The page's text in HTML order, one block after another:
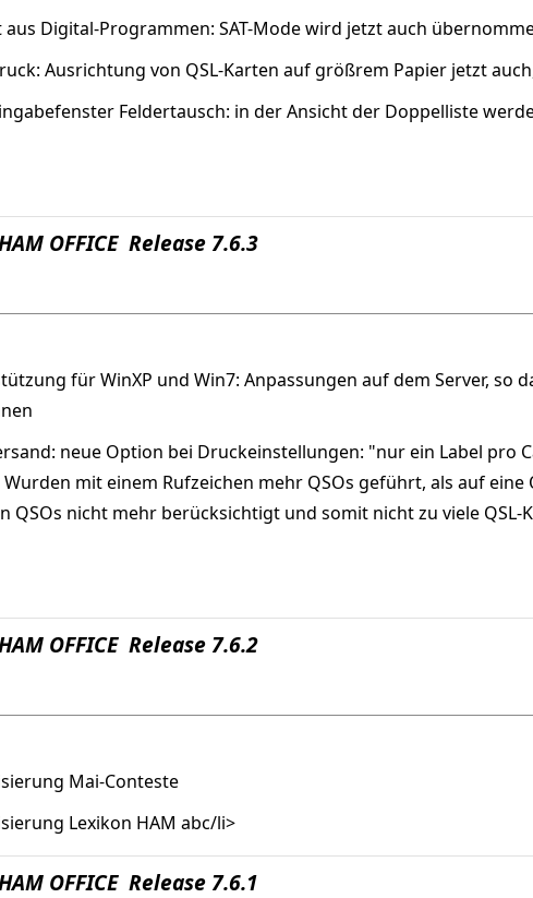
Digital-Programmen: SAT-Mode wird jetzt auch
Ausrichtung von QSL-Karten auf größrem Papier jetzt
Feldertausch: in der Ansicht der Doppelliste
OFFICE Release 7.6.3
für WinXP und Win7: Anpassungen auf dem Server,
neue Option bei Druckeinstellungen: "nur ein Label
mit einem Rufzeichen mehr QSOs geführt, als auf
QSOs nicht mehr berücksichtigt und somit nicht zu viele QSL-
OFFICE Release 7.6.2
Mai-Conteste
Lexikon HAM abc/li>
OFFICE Release 7.6.1